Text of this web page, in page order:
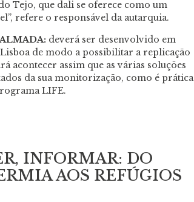
Tejo, que dali se oferece como um
refere o responsável da autarquia.
deverá ser desenvolvido em
de modo a possibilitar a replicação
acontecer assim que as várias soluções
da sua monitorização, como é prática
LIFE.
INFORMAR: DO
AOS REFÚGIOS